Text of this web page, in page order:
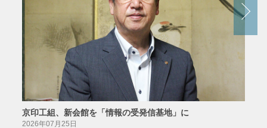
京印工組、新会館を「情報の受発信基地」に
2026年07月25日